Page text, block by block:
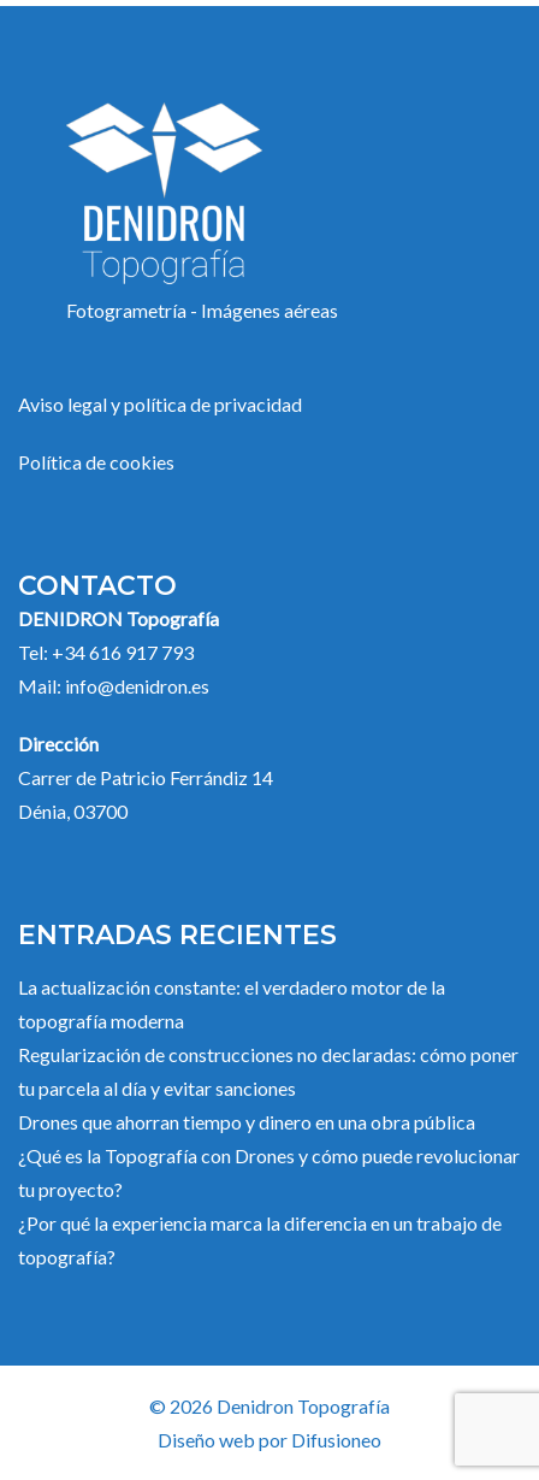
Fotogrametría - Imágenes aéreas
Aviso legal y política de privacidad
Política de cookies
CONTACTO
DENIDRON Topografía
Tel: +34 616 917 793
Mail: info@denidron.es
Dirección
Carrer de Patricio Ferrándiz 14
Dénia, 03700
ENTRADAS RECIENTES
La actualización constante: el verdadero motor de la
topografía moderna
Regularización de construcciones no declaradas: cómo poner
tu parcela al día y evitar sanciones
Drones que ahorran tiempo y dinero en una obra pública
¿Qué es la Topografía con Drones y cómo puede revolucionar
tu proyecto?
¿Por qué la experiencia marca la diferencia en un trabajo de
topografía?
© 2026 Denidron Topografía
Diseño web por Difusioneo